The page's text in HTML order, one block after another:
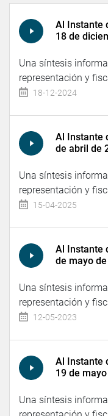
Al Instante
18 de
Una síntesis
representación y
18-12-2024
Al Instante
de abril de
Una síntesis
representación y
15-04-2025
Al Instante
de mayo
Una síntesis
representación y
12-05-2023
Al Instante
19 de
Una síntesis